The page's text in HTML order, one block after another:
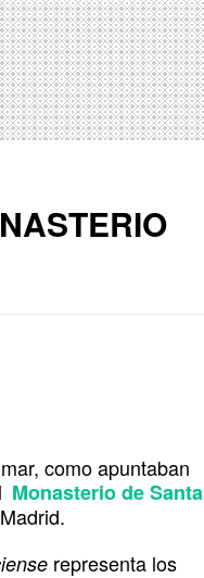
como apuntaban
Monasterio de Santa
representa los